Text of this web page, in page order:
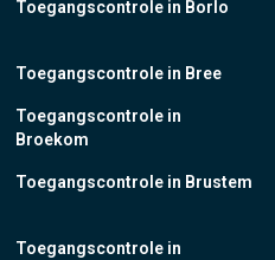
Toegangscontrole in Borlo
Toegangscontrole in Bree
Toegangscontrole in
Broekom
Toegangscontrole in Brustem
Toegangscontrole in